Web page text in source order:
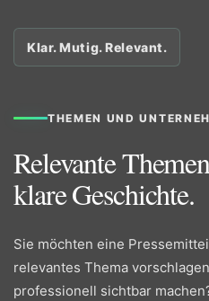
Klar. Mutig. Relevant.
THEMEN UND
Relevante
klare Geschichte.
Sie möchten eine
relevantes Thema
professionell sichtbar